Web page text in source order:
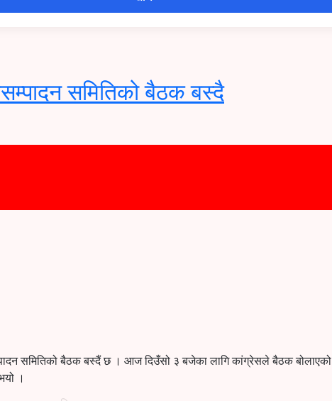
समितिको बैठक बस्दै
समितिको बैठक बस्दैं छ । आज दिउँसो ३ बजेका लागि कांग्रेसले बैठक बोलाएको
।